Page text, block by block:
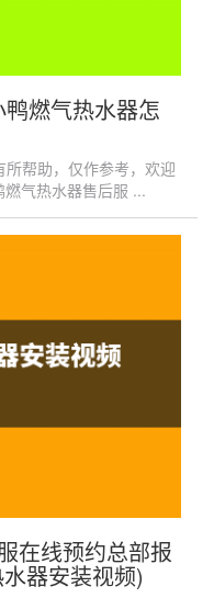
燃气热水器怎
帮助，仅作参考，欢迎
气热水器售后服 ...
在线预约总部报
器安装视频)